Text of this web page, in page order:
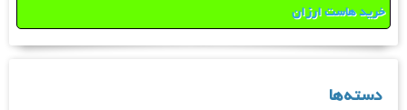
خرید هاست ارزان
دسته‌ها